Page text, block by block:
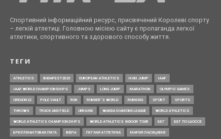
Спортивний інформаційний ресурс, присвячений Королеві спорту
– легкій атлетиці. Головною місією сайту є пропаганда легкої
атлетики, спортивного та здорового способу життя.
ТЕГИ
ATHLETICS BUDAPEST2023 EUROPEAN ATHLETICS HIGH JUMP IAAF
IAAF WORLD CHAMPIONSHIPS JUMPS LONG JUMP MARATHON OLYMPIC GAMES
OREGON22 POLE VAULT RUN RUNNER’S WORLD RUNNING SPORT SPORTS
THROWS TRACK AND FIELD UKRAINE WANDA DIAMOND LEAGUE WORLD ATHLETICS
WORLD ATHLETICS CHAMPIONSHIPS WORLD ATHLETICS INDOOR TOUR БЕГ БЕГ ПО ШОССЕ
БРИЛЛИАНТОВАЯ ЛИГА ВФЛА ЛЕГКАЯ АТЛЕТИКА МАРИЯ ЛАСИЦКЕНЕ